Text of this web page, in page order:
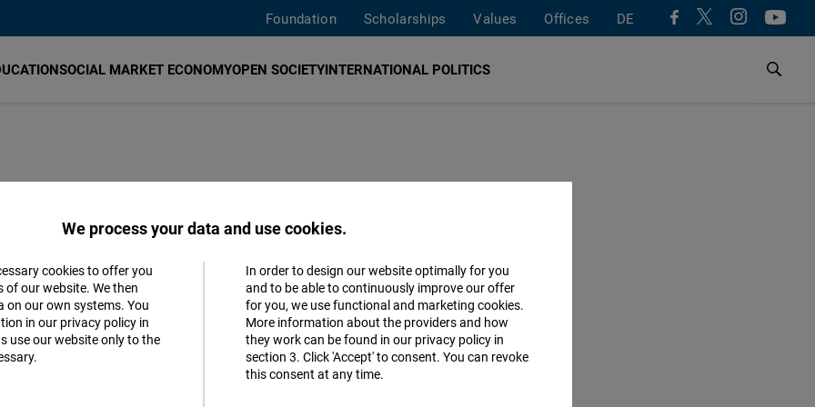
Foundation Scholarships Values Offices DE
SOCIAL MARKET ECONOMYOPEN SOCIETYINTERNATIONAL POLITICS
libertad
Dialogue English
We process your data and use cookies.
cookies to offer you
our website. We then
on our own systems. You
in our privacy policy in
use our website only to the
In order to design our website optimally for you
and to be able to continuously improve our offer
for you, we use functional and marketing cookies.
More information about the providers and how
they work can be found in our privacy policy in
section 3. Click 'Accept' to consent. You can revoke
this consent at any time.
Matomo
Facebook
Accept